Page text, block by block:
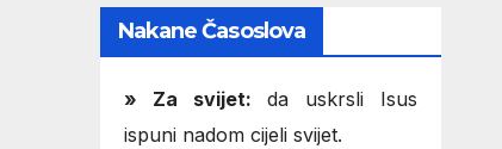
Nakane Časoslova
» Za svijet: da uskrsli Isus
ispuni nadom cijeli svijet.